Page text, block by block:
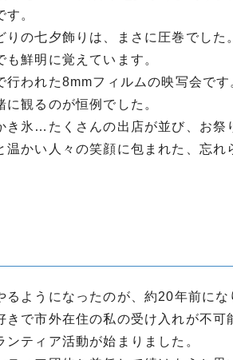
。
りの七夕飾りは、まさに圧巻でし
鮮明に覚えています。
行われた8mmフィルムの映写会で
観るのが恒例でした。
き氷…たくさんの出店が並び、お祭
かい人々の笑顔に包まれた、忘れ
ようになったのが、約20年前にな
きで市外在住の私の受け入れが不
ティア活動が始まりました。